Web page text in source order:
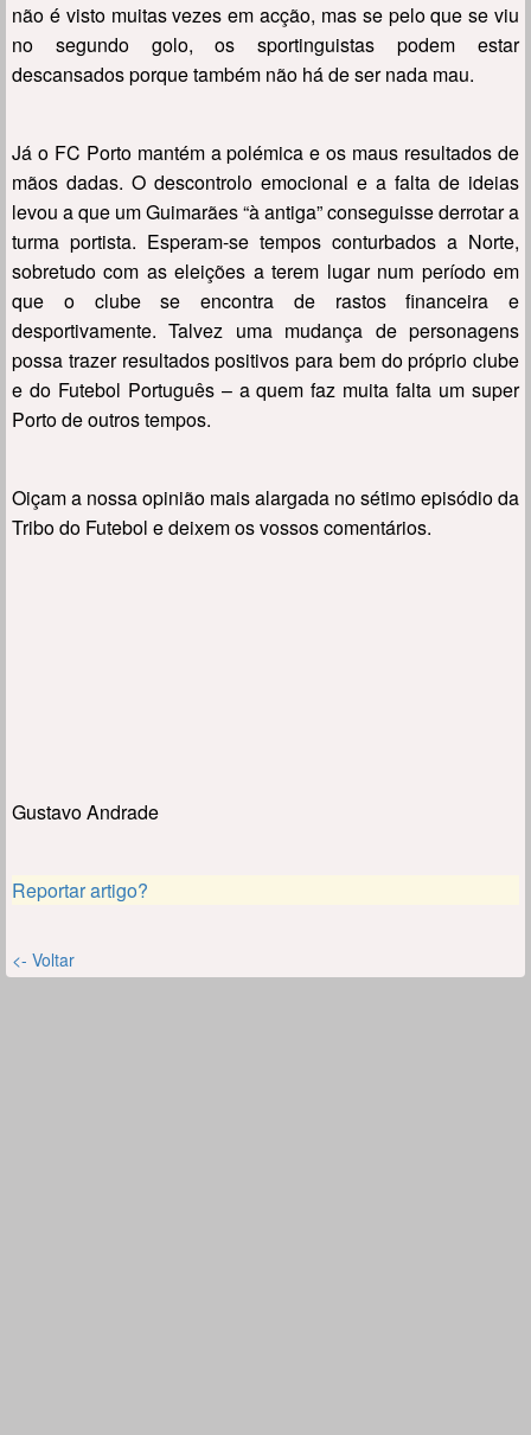
não é visto muitas vezes em acção, mas se pelo que se viu
no segundo golo, os sportinguistas podem estar
descansados porque também não há de ser nada mau.
Já o FC Porto mantém a polémica e os maus resultados de
mãos dadas. O descontrolo emocional e a falta de ideias
levou a que um Guimarães “à antiga” conseguisse derrotar a
turma portista. Esperam-se tempos conturbados a Norte,
sobretudo com as eleições a terem lugar num período em
que o clube se encontra de rastos financeira e
desportivamente. Talvez uma mudança de personagens
possa trazer resultados positivos para bem do próprio clube
e do Futebol Português – a quem faz muita falta um super
Porto de outros tempos.
Oiçam a nossa opinião mais alargada no sétimo episódio da
Tribo do Futebol e deixem os vossos comentários.
Gustavo Andrade
Reportar artigo?
<- Voltar